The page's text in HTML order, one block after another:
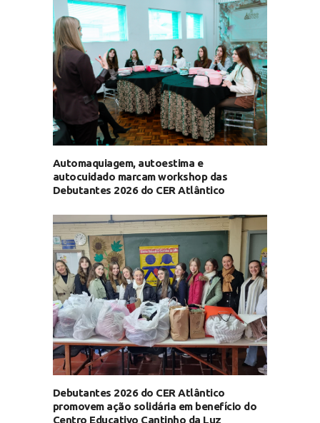
Automaquiagem, autoestima e
autocuidado marcam workshop das
Debutantes 2026 do CER Atlântico
Debutantes 2026 do CER Atlântico
promovem ação solidária em benefício do
Centro Educativo Cantinho da Luz